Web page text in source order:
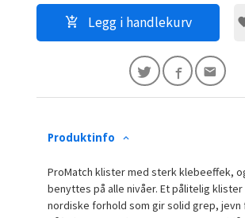
Legg i handlekurv
Produktinfo
ProMatch klister med sterk klebeeffek,
benyttes på alle nivåer. Et pålitelig
nordiske forhold som gir solid grep,